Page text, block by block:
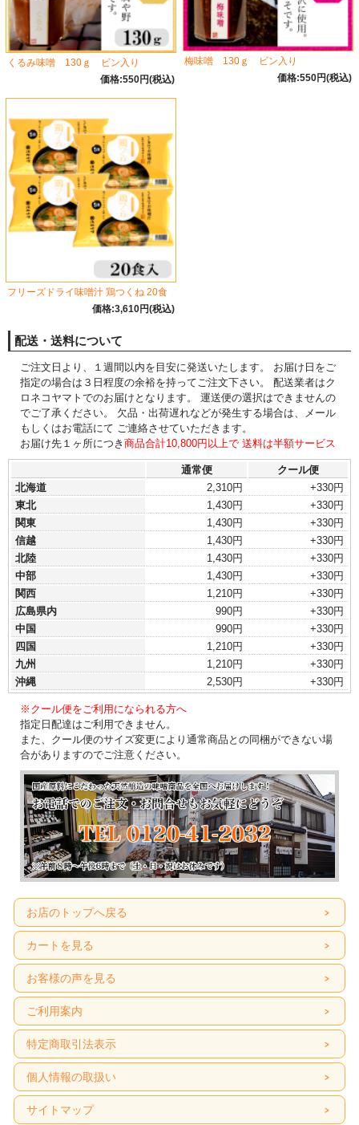
くるみ味噌 130ｇ ビン入り
価格:550円(税込)
梅味噌 130ｇ ビン入り
価格:550円(税込)
フリーズドライ味噌汁 鶏つくね 20食
価格:3,610円(税込)
配送・送料について
ご注文日より、１週間以内を目安に発送いたします。 お届け日をご
指定の場合は３日程度の余裕を持ってご注文下さい。 配送業者はク
ロネコヤマトでのお届けとなります。 運送便の選択はできませんの
でご了承ください。 欠品・出荷遅れなどが発生する場合は、メール
もしくはお電話にて ご連絡させていただきます。
お届け先１ヶ所につき 商品合計10,800円以上で 送料は半額サービス
通常便
クール便
北海道
2,310円
+330円
東北
1,430円
+330円
関東
1,430円
+330円
信越
1,430円
+330円
北陸
1,430円
+330円
中部
1,430円
+330円
関西
1,210円
+330円
広島県内
990円
+330円
中国
990円
+330円
四国
1,210円
+330円
九州
1,210円
+330円
沖縄
2,530円 +330円
※クール便をご利用になられる方へ
指定日配達はご利用できません。
また、クール便のサイズ変更により通常商品との同梱ができない場
合がありますのでご注意ください。
お店のトップへ戻る
カートを見る
お客様の声を見る
ご利用案内
特定商取引法表示
個人情報の取扱い
サイトマップ